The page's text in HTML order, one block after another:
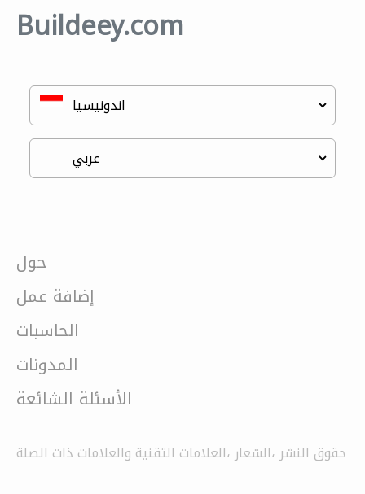
Buildeey.com
حول
إضافة عمل
الحاسبات
المدونات
الأسئلة الشائعة
حقوق النشر ،الشعار ،العلامات التقنية والعلامات ذات الصلة